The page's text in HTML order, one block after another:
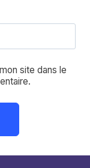
site dans le